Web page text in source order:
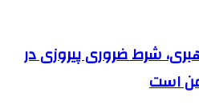
شرط ضروری پیروزی در
است